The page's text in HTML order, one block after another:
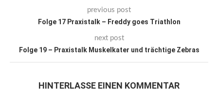
previous post
Folge 17 Praxistalk – Freddy goes Triathlon
next post
Folge 19 – Praxistalk Muskelkater und trächtige Zebras
HINTERLASSE EINEN KOMMENTAR